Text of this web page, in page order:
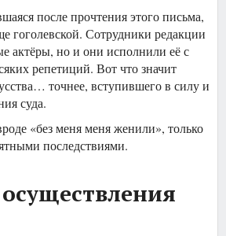
после прочтения этого письма,
гоголевской. Сотрудники редакции
актёры, но и они исполнили её с
репетиций. Вот что значит
точнее, вступившего в силу и
суда.
«без меня меня женили», только
последствиями.